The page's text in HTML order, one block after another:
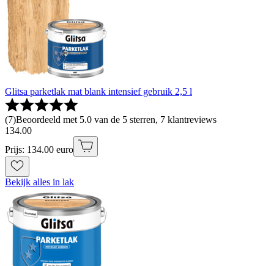
Glitsa parketlak mat blank intensief gebruik 2,5 l
(7)Beoordeeld met 5.0 van de 5 sterren, 7 klantreviews
134.00
Prijs: 134.00 euro
Bekijk alles in lak